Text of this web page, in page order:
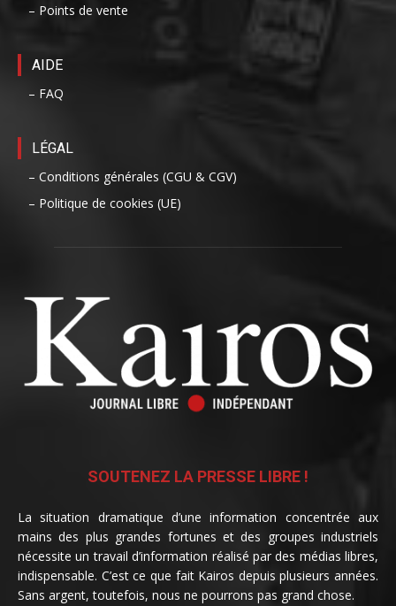
– Points de vente
AIDE
– FAQ
LÉGAL
– Conditions générales (CGU & CGV)
– Politique de cookies (UE)
SOUTENEZ LA PRESSE LIBRE !
La situation dramatique d’une information concentrée aux
mains des plus grandes fortunes et des groupes industriels
nécessite un travail d’information réalisé par des médias libres,
indispensable. C’est ce que fait Kairos depuis plusieurs années.
Sans argent, toutefois, nous ne pourrons pas grand chose.